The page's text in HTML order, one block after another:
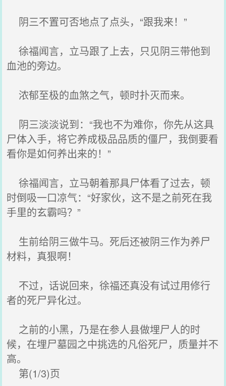
阴三不置可否地点了点头，“跟我来！”
徐福闻言，立马跟了上去，只见阴三带他到
血池的旁边。
浓郁至极的血煞之气，顿时扑灭而来。
阴三淡淡说到：“我也不为难你，你先从这具
尸体入手，将它养成极品品质的僵尸，我倒要看
看你是如何养出来的！”
徐福闻言，立马朝着那具尸体看了过去，顿
时倒吸一口凉气：“好家伙，这不是之前死在我
手里的玄霸吗？”
生前给阴三做牛马。死后还被阴三作为养尸
材料，真狠啊！
不过，话说回来，徐福还真没有试过用修行
者的死尸异化过。
之前的小黑，乃是在参人县做埋尸人的时
候，在埋尸墓园之中挑选的凡俗死尸，质量并不
高。
第(1/3)页